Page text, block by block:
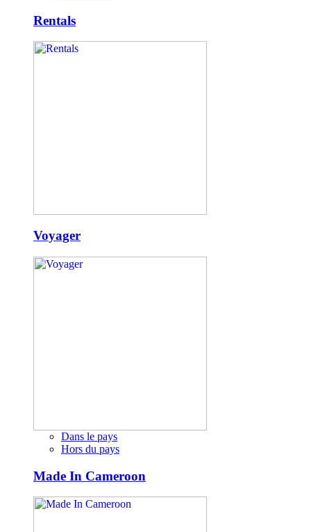
Rentals
Voyager
Dans le pays
Hors du pays
Made In Cameroon